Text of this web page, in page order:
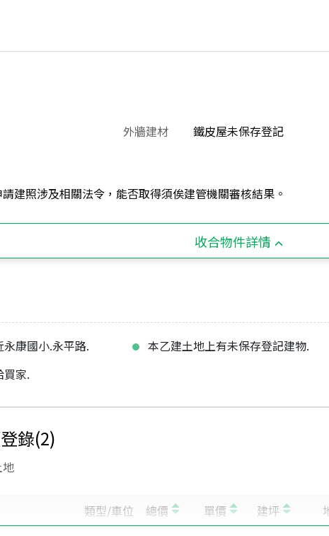
外牆建材 鐵皮屋未保存登記
建照涉及相關法令，能否取得須俟建管機關審核結果。
收合物件詳情
康國小.永平路. 本乙建土地上有未保存登記建物.
買家.
錄(2)